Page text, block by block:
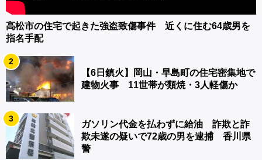
高松市の住宅で起きた強盗致傷事件 近くに住む64歳男を
指名手配
2
【6日鎮火】岡山・早島町の住宅密集地で
建物火事 11世帯が類焼・3人軽傷か
3
ガソリン代金を払わずに給油 詐欺と詐
欺未遂の疑いで72歳の男を逮捕 香川県
警